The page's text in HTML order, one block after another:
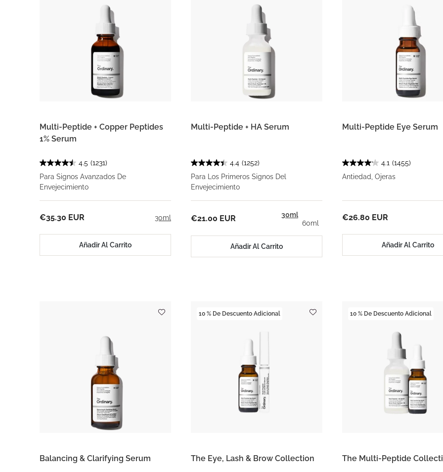
Multi-Peptide + Copper Peptides
1% Serum
4.5 (1231)
Para Signos Avanzados De
Envejecimiento
30ml
€35.30 EUR
Añadir Al Carrito
Multi-Peptide + HA Serum
4.4 (1252)
Para Los Primeros Signos Del
Envejecimiento
30ml
60ml
€21.00 EUR
Añadir Al Carrito
Multi-Peptide Eye Serum
4.1 (1455)
Antiedad, Ojeras
€26.80 EUR
Añadir Al Carrito
Balancing & Clarifying Serum
10 % De Descuento Adicional
The Eye, Lash & Brow Collection
10 % De Descuento Adicional
The Multi-Peptide